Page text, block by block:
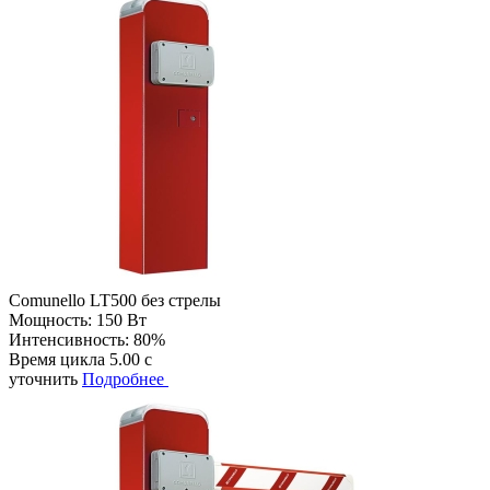
Comunello LT500 без стрелы
Мощность: 150 Вт
Интенсивность: 80%
Время цикла 5.00 с
уточнить Подробнее